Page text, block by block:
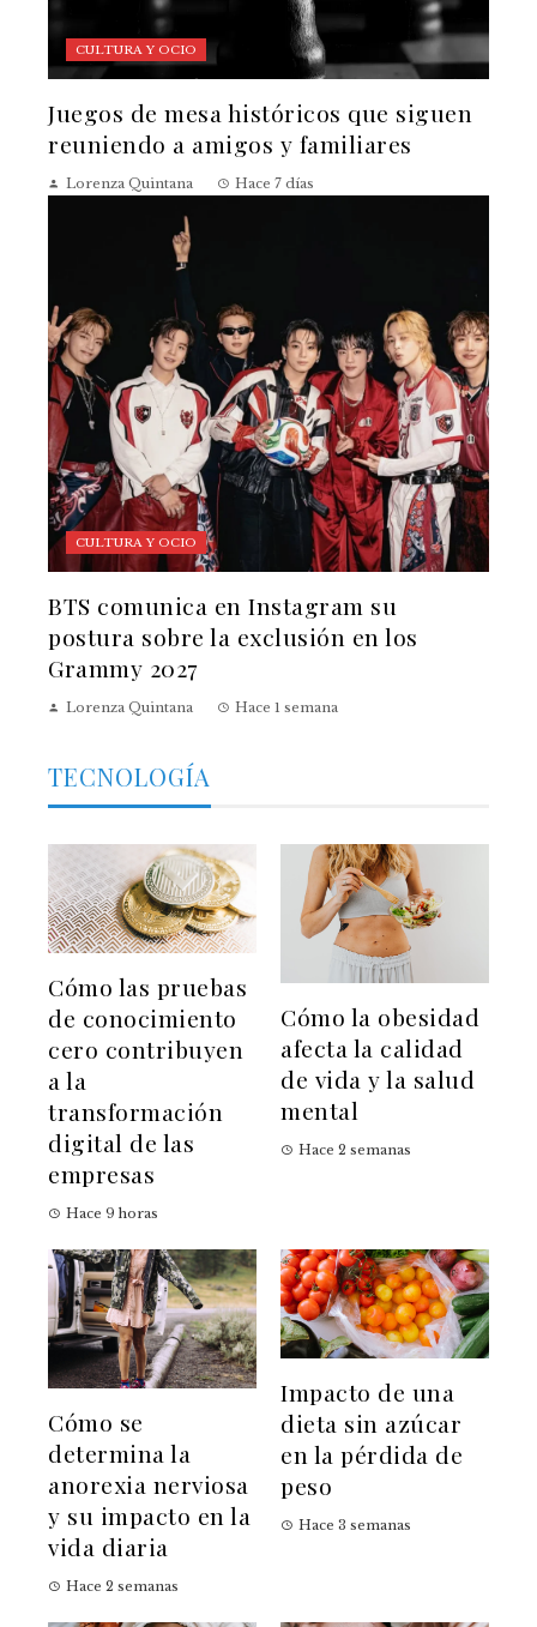
CULTURA Y OCIO
Juegos de mesa históricos que siguen
reuniendo a amigos y familiares
Lorenza Quintana Hace 7 días
CULTURA Y OCIO
BTS comunica en Instagram su
postura sobre la exclusión en los
Grammy 2027
Lorenza Quintana Hace 1 semana
TECNOLOGÍA
Cómo las pruebas
de conocimiento
cero contribuyen
a la
transformación
digital de las
empresas
Hace 9 horas
Cómo la obesidad
afecta la calidad
de vida y la salud
mental
Hace 2 semanas
Cómo se
determina la
anorexia nerviosa
y su impacto en la
vida diaria
Hace 2 semanas
Impacto de una
dieta sin azúcar
en la pérdida de
peso
Hace 3 semanas